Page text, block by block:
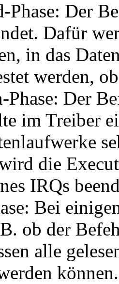
Phase: Der
Dafür
in das
werden,
Phase: Der
im Treiber
die
IRQs
Bei
ob der
alle
können.